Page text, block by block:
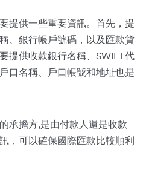
提供一些重要資訊。首先，提
、銀行帳戶號碼，以及匯款貨
提供收款銀行名稱、SWIFT代
口名稱、戶口帳號和地址也是
承擔方,是由付款人還是收款
，可以確保國際匯款比較順利